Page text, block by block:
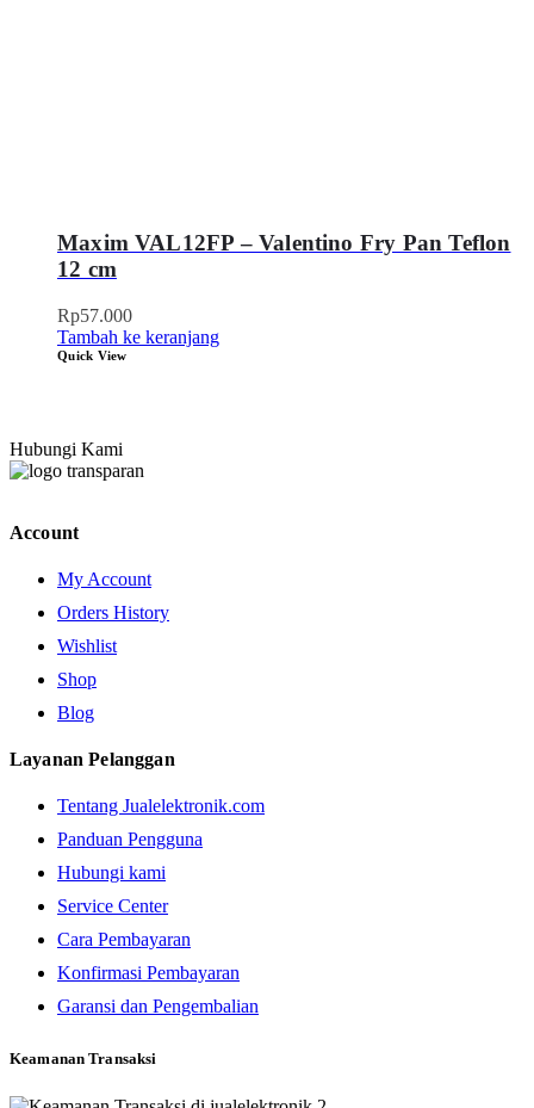
Maxim VAL12FP – Valentino Fry Pan Teflon
12 cm
Rp57.000
Tambah ke keranjang
Quick View
Hubungi Kami
Account
My Account
Orders History
Wishlist
Shop
Blog
Layanan Pelanggan
Tentang Jualelektronik.com
Panduan Pengguna
Hubungi kami
Service Center
Cara Pembayaran
Konfirmasi Pembayaran
Garansi dan Pengembalian
Keamanan Transaksi